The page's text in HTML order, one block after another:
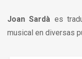
Joan Sardà es
musical en diversas